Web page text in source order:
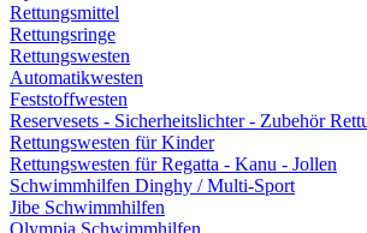
Rettungsmittel
Rettungsringe
Rettungswesten
Automatikwesten
Feststoffwesten
Reservesets - Sicherheitslichter - Zubehör
Rettungswesten für Kinder
Rettungswesten für Regatta - Kanu - Jollen
Schwimmhilfen Dinghy / Multi-Sport
Jibe Schwimmhilfen
Olympia Schwimmhilfen